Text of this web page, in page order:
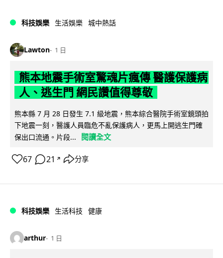
科技娛樂 生活娛樂 城中熱話
Lawton 1 日
熊本地震手術室驚魂片瘋傳 醫護保護病
人、逃生門 網民讚值得尊敬
熊本縣 7 月 28 日發生 7.1 級地震，熊本綜合醫院手術室鏡頭拍
下地震一刻，醫護人員臨危不亂保護病人，更馬上開逃生門確
保出口流通。片段...
閱讀全文
67 21 ↗ 分享
科技娛樂 生活科技 健康
arthur 1 日